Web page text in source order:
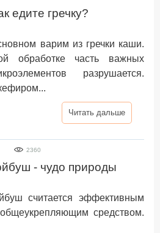
едите гречку?
варим из гречки каши.
обработке часть важных
разрушается.
Читать дальше
2360
- чудо природы
считается эффективным
средством.